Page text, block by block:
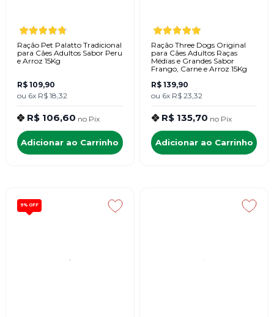
Ração Pet Palatto Tradicional
para Cães Adultos Sabor Peru
e Arroz 15Kg
R$ 109,90
ou 6x R$ 18,32
R$ 106,60 no Pix
Adicionar ao Carrinho
Ração Three Dogs Original
para Cães Adultos Raças
Médias e Grandes Sabor
Frango, Carne e Arroz 15Kg
R$ 139,90
ou 6x R$ 23,32
R$ 135,70 no Pix
Adicionar ao Carrinho
9% OFF